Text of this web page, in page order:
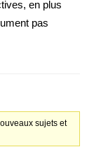
en plus
pas
sujets et